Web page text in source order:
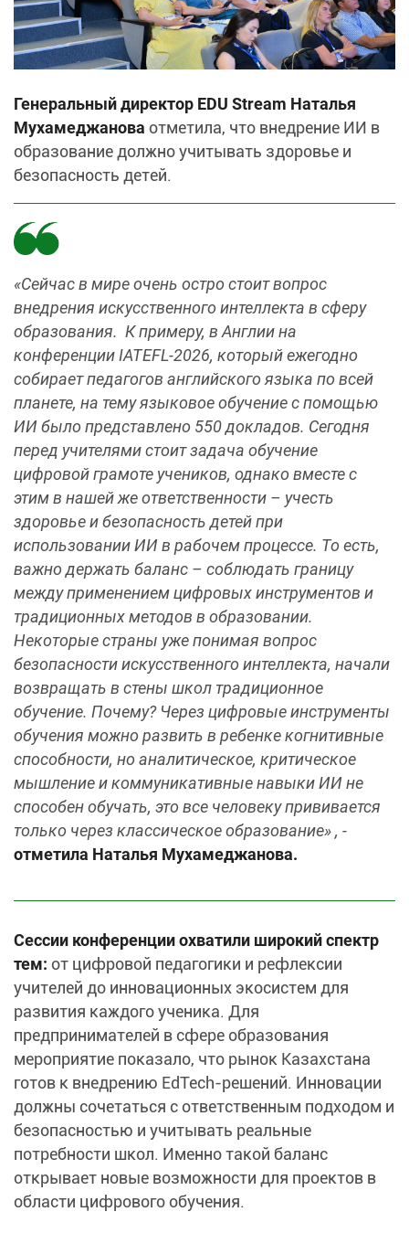
Генеральный директор EDU Stream Наталья
Мухамеджанова отметила, что внедрение ИИ в
образование должно учитывать здоровье и
безопасность детей.
«Сейчас в мире очень остро стоит вопрос
внедрения искусственного интеллекта в сферу
образования. К примеру, в Англии на
конференции IATEFL-2026, который ежегодно
собирает педагогов английского языка по всей
планете, на тему языковое обучение с помощью
ИИ было представлено 550 докладов. Сегодня
перед учителями стоит задача обучение
цифровой грамоте учеников, однако вместе с
этим в нашей же ответственности – учесть
здоровье и безопасность детей при
использовании ИИ в рабочем процессе. То есть,
важно держать баланс – соблюдать границу
между применением цифровых инструментов и
традиционных методов в образовании.
Некоторые страны уже понимая вопрос
безопасности искусственного интеллекта, начали
возвращать в стены школ традиционное
обучение. Почему? Через цифровые инструменты
обучения можно развить в ребенке когнитивные
способности, но аналитическое, критическое
мышление и коммуникативные навыки ИИ не
способен обучать, это все человеку прививается
только через классическое образование» , -
отметила Наталья Мухамеджанова.
Сессии конференции охватили широкий спектр
тем: от цифровой педагогики и рефлексии
учителей до инновационных экосистем для
развития каждого ученика. Для
предпринимателей в сфере образования
мероприятие показало, что рынок Казахстана
готов к внедрению EdTech-решений. Инновации
должны сочетаться с ответственным подходом и
безопасностью и учитывать реальные
потребности школ. Именно такой баланс
открывает новые возможности для проектов в
области цифрового обучения.